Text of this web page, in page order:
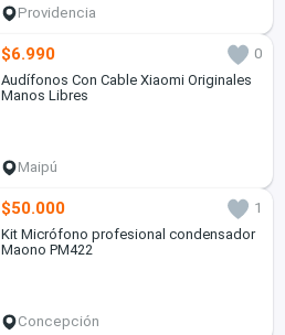
Providencia
$6.990
0
Audífonos Con Cable Xiaomi Originales
Manos Libres
Maipú
$50.000
1
Kit Micrófono profesional condensador
Maono PM422
Concepción